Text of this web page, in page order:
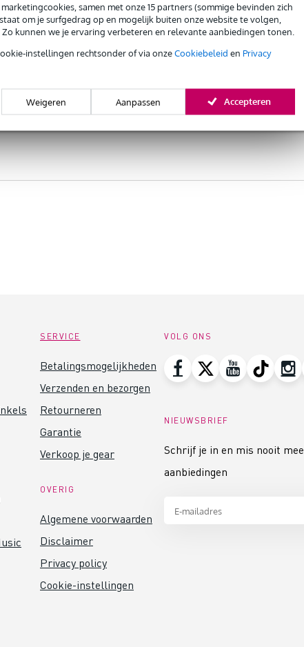
samen met onze 15 partners (sommige bevinden zich
om je surfgedrag op en mogelijk buiten onze website te volgen,
kunnen we je ervaring verbeteren en relevante aanbiedingen tonen.
instellingen rechtsonder of via onzeCookiebeleid en Privacy
Weigeren Aanpassen Accepteren
SERVICE
Betalingsmogelijkheden
Verzenden en bezorgen
Retourneren
Garantie
Verkoop je gear
OVERIG
Algemene voorwaarden
Disclaimer
Privacy policy
Cookie-instellingen
VOLG ONS
NIEUWSBRIEF
Schrijf je in en mis nooit
aanbiedingen